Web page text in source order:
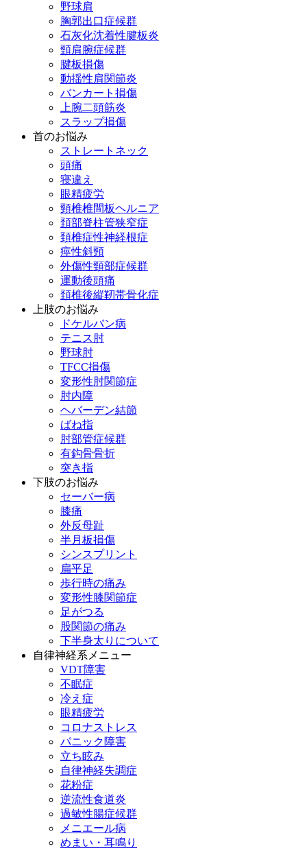
野球肩
胸郭出口症候群
石灰化沈着性腱板炎
頸肩腕症候群
腱板損傷
動揺性肩関節炎
バンカート損傷
上腕二頭筋炎
スラップ損傷
首のお悩み
ストレートネック
頭痛
寝違え
眼精疲労
頸椎椎間板ヘルニア
頚部脊柱管狭窄症
頚椎症性神経根症
痙性斜頸
外傷性頸部症候群
運動後頭痛
頚椎後縦靭帯骨化症
上肢のお悩み
ドケルバン病
テニス肘
野球肘
TFCC損傷
変形性肘関節症
肘内障
ヘバーデン結節
ばね指
肘部管症候群
有鈎骨骨折
突き指
下肢のお悩み
セーバー病
膝痛
外反母趾
半月板損傷
シンスプリント
扁平足
歩行時の痛み
変形性膝関節症
足がつる
股関節の痛み
下半身太りについて
自律神経系メニュー
VDT障害
不眠症
冷え症
眼精疲労
コロナストレス
パニック障害
立ち眩み
自律神経失調症
花粉症
逆流性食道炎
過敏性腸症候群
メニエール病
めまい・耳鳴り